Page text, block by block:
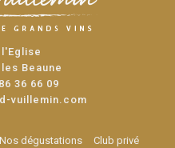
l'Eglise
Beaune
36 66 09
vuillemin.com
Nos dégustations Club privé